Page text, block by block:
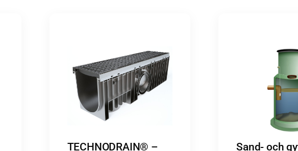
TECHNODRAIN® –
Sand- och